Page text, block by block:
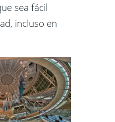
sea fácil
incluso en